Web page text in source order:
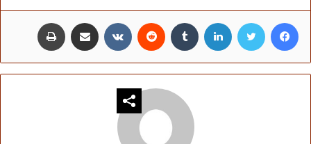
فيسبوك تويتر لينكدإن مشاركة عبر البريد